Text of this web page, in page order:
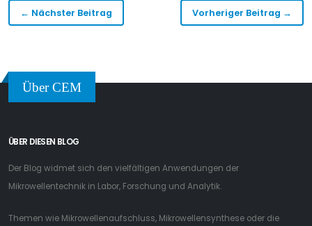
← Nächster Beitrag Vorheriger Beitrag →
Über CEM
ÜBER DIESEN BLOG
Der Blog widmet sich den vielfältigen Anwendungen der
Mikrowellentechnik in Labor, Forschung und Analytik.
Themen wie Mikrowellenaufschluss, Mikrowellensynthese oder die